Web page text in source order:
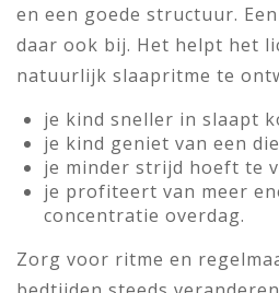
en een goede structuur.
daar ook bij. Het helpt het
natuurlijk slaapritme te
je kind sneller in slaapt
je kind geniet van een
je minder strijd hoeft te
je profiteert van meer
concentratie overdag.
Zorg voor ritme en